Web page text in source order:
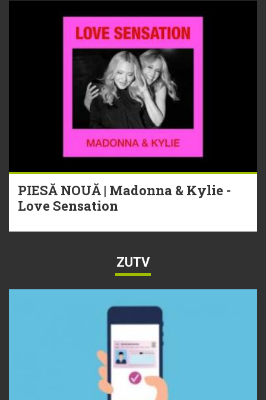
PIESĂ NOUĂ | Madonna & Kylie -
Love Sensation
ZUTV